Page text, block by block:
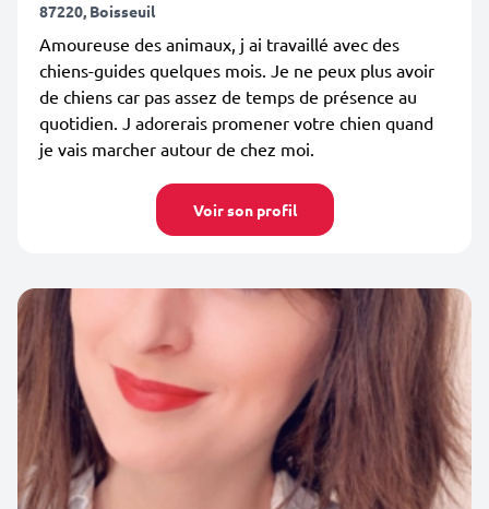
87220, Boisseuil
Amoureuse des animaux, j ai travaillé avec des
chiens-guides quelques mois. Je ne peux plus avoir
de chiens car pas assez de temps de présence au
quotidien. J adorerais promener votre chien quand
je vais marcher autour de chez moi.
Voir son profil